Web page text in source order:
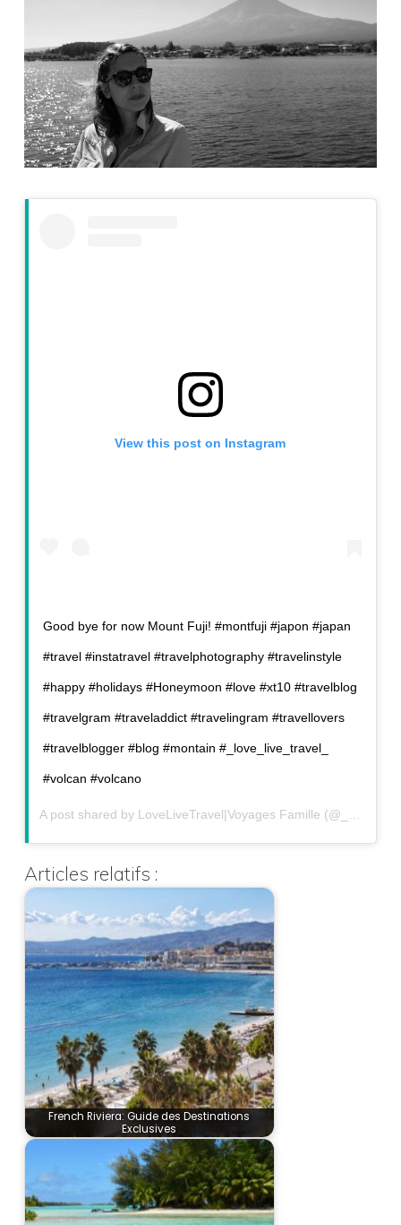
View this post on Instagram
Good bye for now Mount Fuji! #montfuji #japon #japan
#travel #instatravel #travelphotography #travelinstyle
#happy #holidays #Honeymoon #love #xt10 #travelblog
#travelgram #traveladdict #travelingram #travellovers
#travelblogger #blog #montain #_love_live_travel_
#volcan #volcano
A post shared by LoveLiveTravel|Voyages Famille (@_love_live_travel_) on
Articles relatifs :
French Riviera: Guide des Destinations
Exclusives